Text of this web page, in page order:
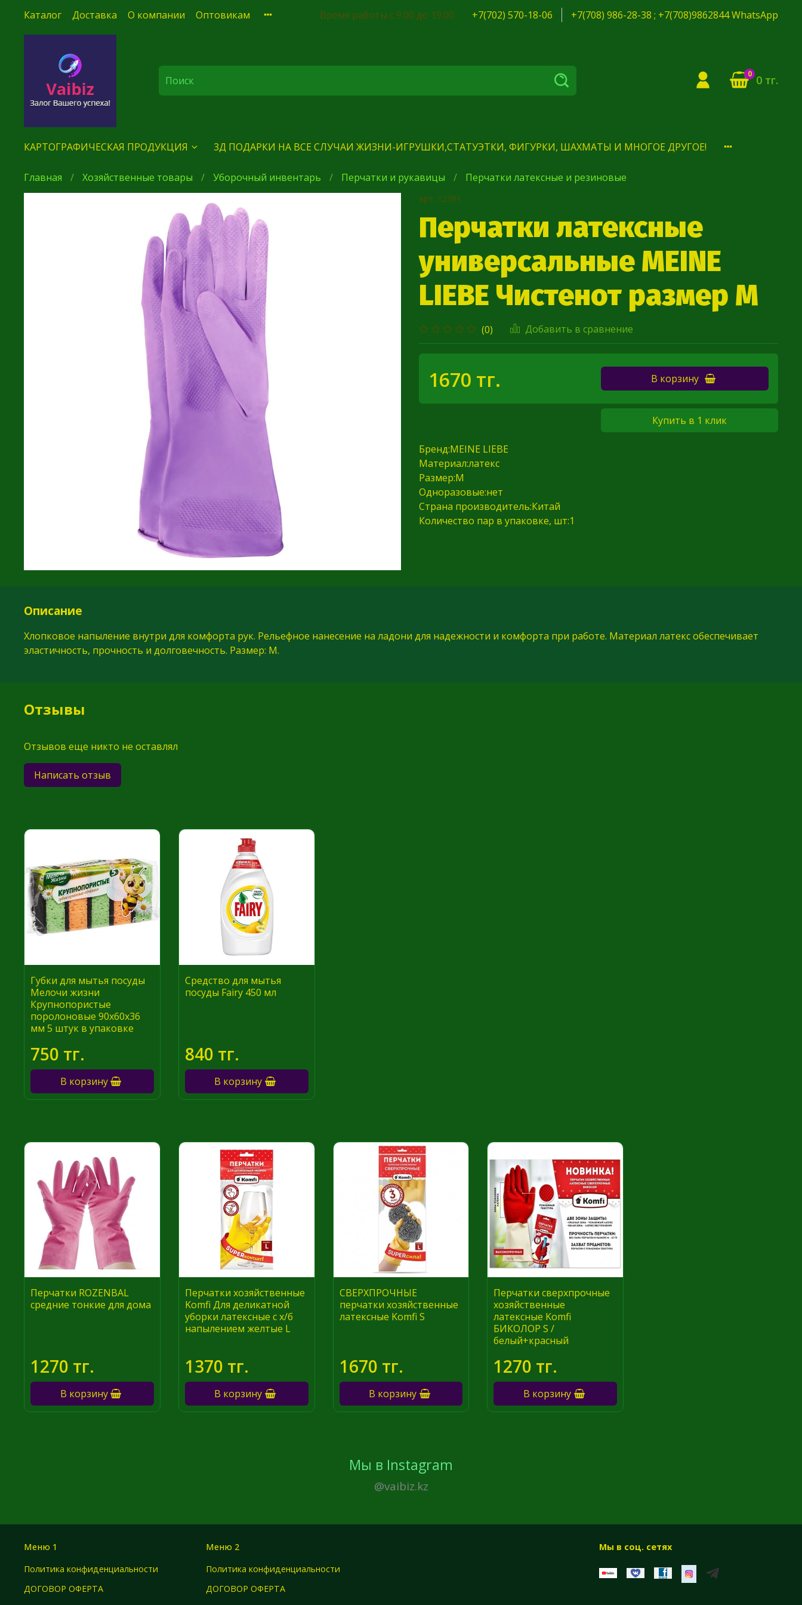
Каталог Доставка О компании Оптовикам Время работы с 9.00 до 19.00 +7(702) 570-18-06 +7(708) 986-28-38 ; +7(708)9862844 WhatsApp
0 0 тг.
КАРТОГРАФИЧЕСКАЯ ПРОДУКЦИЯ 3Д ПОДАРКИ НА ВСЕ СЛУЧАИ ЖИЗНИ-ИГРУШКИ,СТАТУЭТКИ, ФИГУРКИ, ШАХМАТЫ И МНОГОЕ ДРУГОЕ!
Главная Хозяйственные товары Уборочный инвентарь Перчатки и рукавицы Перчатки латексные и резиновые
арт. 12391
Перчатки латексные
универсальные MEINE
LIEBE Чистенот размер М
(0) Добавить в сравнение
1670 тг. В корзину
Купить в 1 клик
Бренд:MEINE LIEBE
Материал:латекс
Размер:M
Одноразовые:нет
Страна производитель:Китай
Количество пар в упаковке, шт:1
Описание
Хлопковое напыление внутри для комфорта рук. Рельефное нанесение на ладони для надежности и комфорта при работе. Материал латекс обеспечивает
эластичность, прочность и долговечность. Размер: M.
Отзывы
Отзывов еще никто не оставлял
Написать отзыв
Губки для мытья посуды
Мелочи жизни
Крупнопористые
поролоновые 90x60x36
мм 5 штук в упаковке
750 тг.
В корзину
Средство для мытья
посуды Fairy 450 мл
840 тг.
В корзину
Перчатки ROZENBAL
средние тонкие для дома
1270 тг.
В корзину
Перчатки хозяйственные
Komfi Для деликатной
уборки латексные с х/б
напылением желтые L
1370 тг.
В корзину
СВЕРХПРОЧНЫЕ
перчатки хозяйственные
латексные Komfi S
1670 тг.
В корзину
Перчатки сверхпрочные
хозяйственные
латексные Komfi
БИКОЛОР S /
белый+красный
1270 тг.
В корзину
Мы в Instagram
@vaibiz.kz
Меню 1
Политика конфиденциальности
ДОГОВОР ОФЕРТА
Меню 2
Политика конфиденциальности
ДОГОВОР ОФЕРТА
Мы в соц. сетях